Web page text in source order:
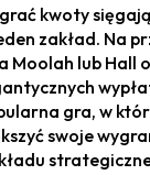
kwoty
zakład. Na
Moolah lub Hall
gra, w
swoje